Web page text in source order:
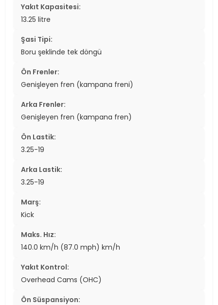
Yakıt Kapasitesi:
13.25 litre
Şasi Tipi:
Boru şeklinde tek döngü
Ön Frenler:
Genişleyen fren (kampana freni)
Arka Frenler:
Genişleyen fren (kampana fren)
Ön Lastik:
3.25-19
Arka Lastik:
3.25-19
Marş:
Kick
Maks. Hız:
140.0 km/h (87.0 mph) km/h
Yakıt Kontrol:
Overhead Cams (OHC)
Ön Süspansiyon: